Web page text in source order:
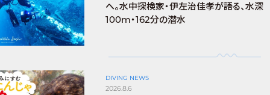
へ。水中探検家・伊左治佳孝が語る、水深
100m・162分の潜水
DIVING NEWS
2026.8.6